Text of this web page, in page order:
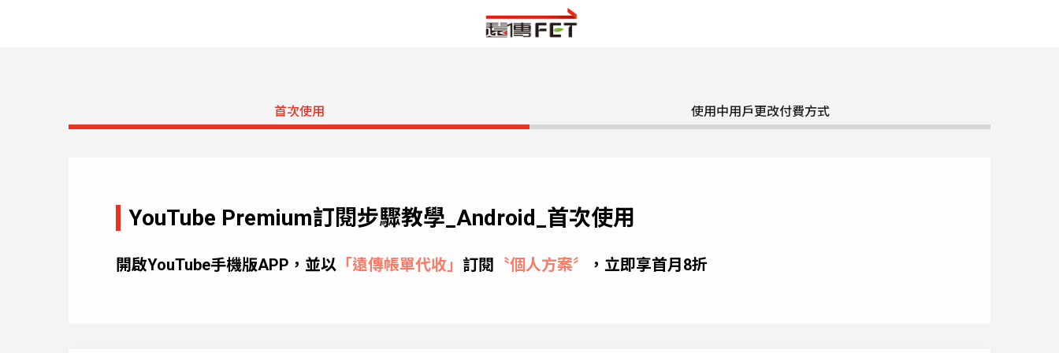
首次使用 使用中用戶更改付費方式
YouTube Premium訂閱步驟教學_Android_首次使用
開啟YouTube手機版APP，並以 「遠傳帳單代收」 訂閱 〝個人方案〞 ，立即享首月8折